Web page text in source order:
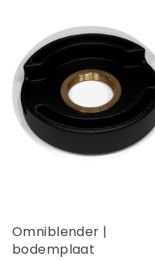
Omniblender |
bodemplaat